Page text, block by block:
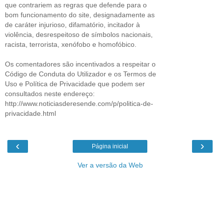
que contrariem as regras que defende para o
bom funcionamento do site, designadamente as
de caráter injurioso, difamatório, incitador à
violência, desrespeitoso de símbolos nacionais,
racista, terrorista, xenófobo e homofóbico.
Os comentadores são incentivados a respeitar o
Código de Conduta do Utilizador e os Termos de
Uso e Política de Privacidade que podem ser
consultados neste endereço:
http://www.noticiasderesende.com/p/politica-de-
privacidade.html
‹ ›
Página inicial
Ver a versão da Web